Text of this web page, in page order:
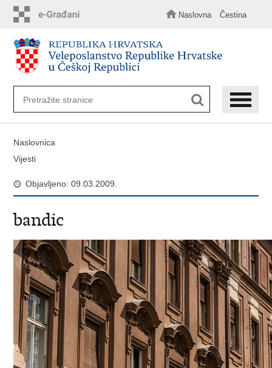
sadržaj
Naslovna Čestina
Naslovnica
Vijesti
Objavljeno: 09.03.2009.
bandic